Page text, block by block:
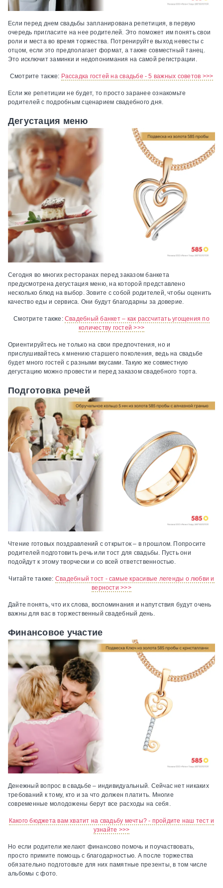
Если перед днем свадьбы запланирована репетиция, в первую
очередь пригласите на нее родителей. Это поможет им понять свои
роли и места во время торжества. Потренируйте выход невесты с
отцом, если это предполагает формат, а также совместный танец.
Это исключит заминки и недопонимания на самой регистрации.
Смотрите также: Рассадка гостей на свадьбе - 5 важных советов >>>
Если же репетиции не будет, то просто заранее ознакомьте
родителей с подробным сценарием свадебного дня.
Дегустация меню
Сегодня во многих ресторанах перед заказом банкета
предусмотрена дегустация меню, на которой представлено
несколько блюд на выбор. Зовите с собой родителей, чтобы оценить
качество еды и сервиса. Они будут благодарны за доверие.
Смотрите также:Свадебный банкет – как рассчитать угощения по
количеству гостей >>>
Ориентируйтесь не только на свои предпочтения, но и
прислушивайтесь к мнению старшего поколения, ведь на свадьбе
будет много гостей с разными вкусами. Такую же совместную
дегустацию можно провести и перед заказом свадебного торта.
Подготовка речей
Чтение готовых поздравлений с открыток – в прошлом. Попросите
родителей подготовить речь или тост для свадьбы. Пусть они
подойдут к этому творчески и со всей ответственностью.
Читайте также: Свадебный тост - самые красивые легенды о любви и
верности >>>
Дайте понять, что их слова, воспоминания и напутствия будут очень
важны для вас в торжественный свадебный день.
Финансовое участие
Денежный вопрос в свадьбе – индивидуальный. Сейчас нет никаких
требований к тому, кто и за что должен платить. Многие
современные молодожены берут все расходы на себя.
Какого бюджета вам хватит на свадьбу мечты? - пройдите наш тест и
узнайте >>>
Но если родители желают финансово помочь и поучаствовать,
просто примите помощь с благодарностью. А после торжества
обязательно подготовьте для них памятные презенты, в том числе
альбомы с фото.